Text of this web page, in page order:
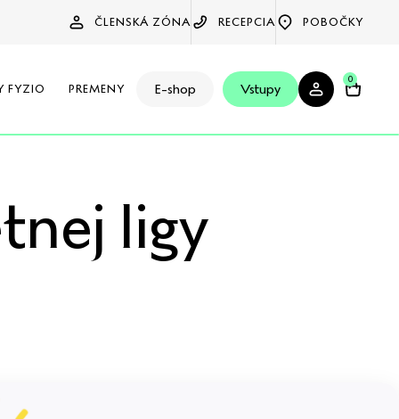
ČLENSKÁ ZÓNA RECEPCIA POBOČKY
FYZIO PREMENY E-shop Vstupy
0
ligy